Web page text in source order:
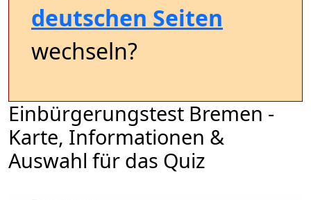
deutschen Seiten
wechseln?
Einbürgerungstest Bremen -
Karte, Informationen &
Auswahl für das Quiz